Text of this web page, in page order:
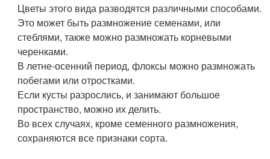
Цветы этого вида разводятся различными способами.
Это может быть размножение семенами, или
стеблями, также можно размножать корневыми
черенками.
В летне-осенний период, флоксы можно размножать
побегами или отростками.
Если кусты разрослись, и занимают большое
пространство, можно их делить.
Во всех случаях, кроме семенного размножения,
сохраняются все признаки сорта.